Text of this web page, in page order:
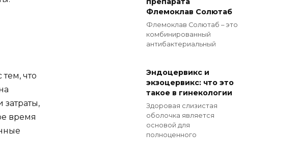
что
время
Флемоклав Солютаб
Флемоклав Солютаб – это
комбинированный
антибактериальный
Эндоцервикс и
экзоцервикс: что это
такое в гинекологии
Здоровая слизистая
оболочка является
основой для
полноценного